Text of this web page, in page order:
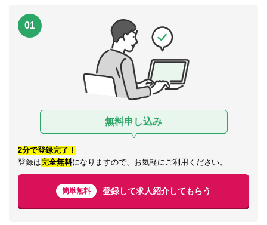
01
無料申し込み
2分で登録完了！
登録は完全無料になりますので、お気軽にご利用ください。
簡単無料 登録して求人紹介してもらう